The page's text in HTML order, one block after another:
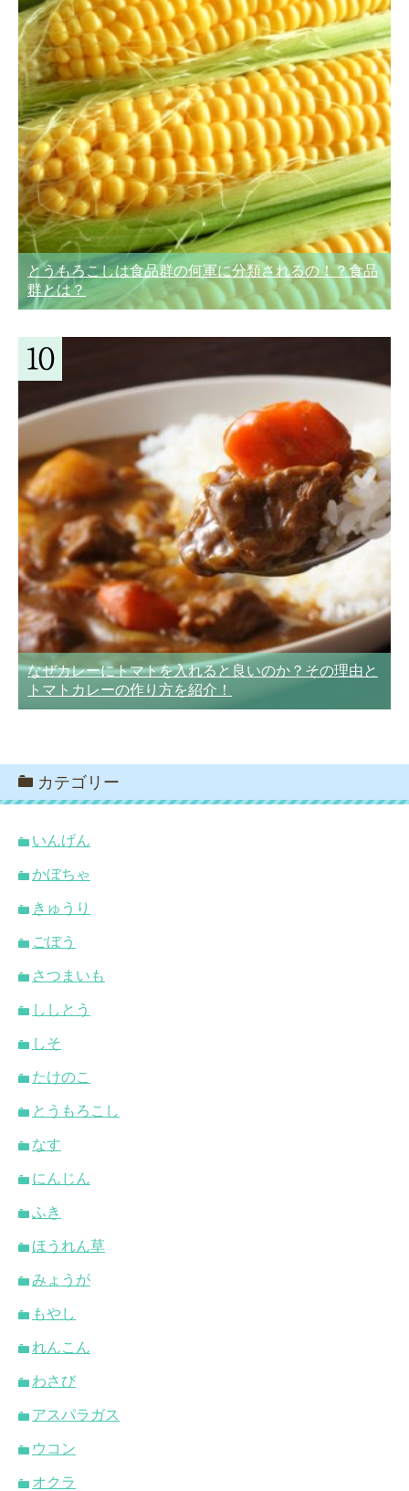
とうもろこしは食品群の何軍に分類されるの！？食品
群とは？
なぜカレーにトマトを入れると良いのか？その理由と
トマトカレーの作り方を紹介！
カテゴリー
いんげん
かぼちゃ
きゅうり
ごぼう
さつまいも
ししとう
しそ
たけのこ
とうもろこし
なす
にんじん
ふき
ほうれん草
みょうが
もやし
れんこん
わさび
アスパラガス
ウコン
オクラ